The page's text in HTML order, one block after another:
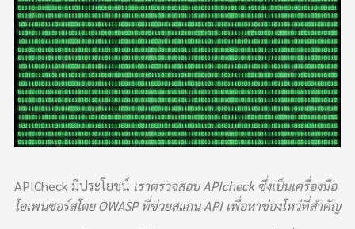
APICheck มีประโยชน์ เราตรวจสอบ APIcheck ซึ่งเป็นเครื่องมือ
โอเพนซอร์สโดย OWASP ที่ช่วยสแกน API เพื่อหาช่องโหว่ที่สำคัญ